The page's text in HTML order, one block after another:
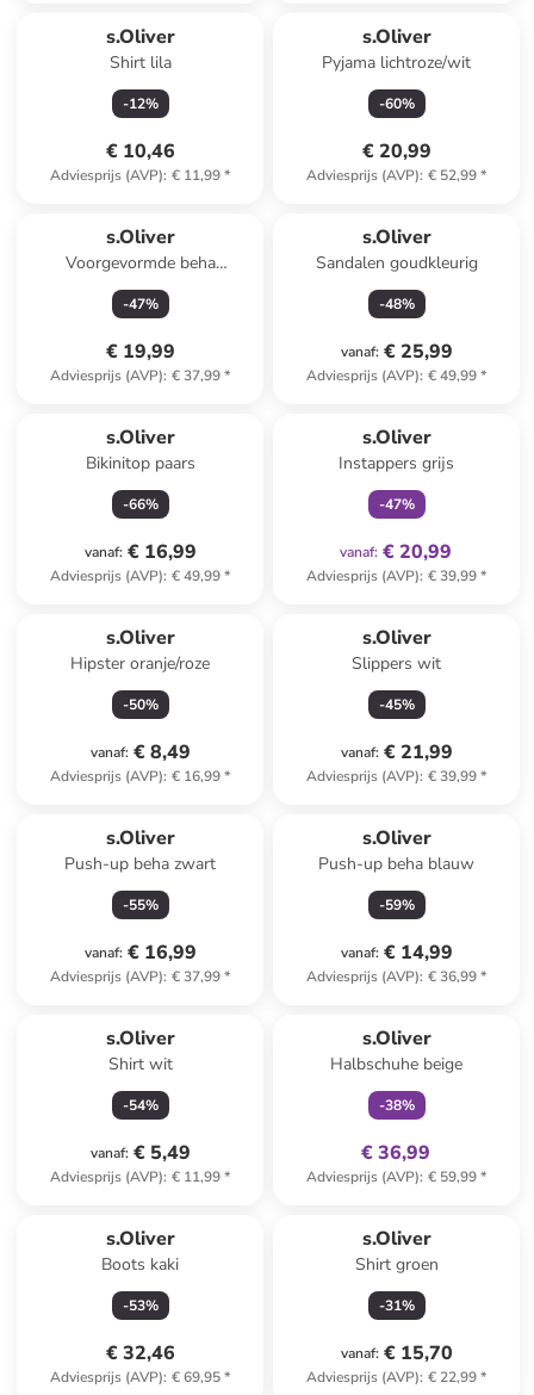
s.Oliver
Shirt lila
-12%
€ 10,46
Adviesprijs (AVP): € 11,99*
s.Oliver
Pyjama lichtroze/wit
-60%
€ 20,99
Adviesprijs (AVP): € 52,99*
s.Oliver
Voorgevormde beha
lichtblauw
-47%
€ 19,99
Adviesprijs (AVP): € 37,99*
s.Oliver
Sandalen goudkleurig
-48%
vanaf: € 25,99
Adviesprijs (AVP): € 49,99*
s.Oliver
Bikinitop paars
-66%
vanaf: € 16,99
Adviesprijs (AVP): € 49,99*
s.Oliver
Instappers grijs
-47%
vanaf: € 20,99
Adviesprijs (AVP): € 39,99*
s.Oliver
Hipster oranje/roze
-50%
vanaf: € 8,49
Adviesprijs (AVP): € 16,99*
s.Oliver
Slippers wit
-45%
vanaf: € 21,99
Adviesprijs (AVP): € 39,99*
s.Oliver
Push-up beha zwart
-55%
vanaf: € 16,99
Adviesprijs (AVP): € 37,99*
s.Oliver
Push-up beha blauw
-59%
vanaf: € 14,99
Adviesprijs (AVP): € 36,99*
s.Oliver
Shirt wit
-54%
vanaf: € 5,49
Adviesprijs (AVP): € 11,99*
s.Oliver
Halbschuhe beige
-38%
€ 36,99
Adviesprijs (AVP): € 59,99*
s.Oliver
Boots kaki
-53%
€ 32,46
Adviesprijs (AVP): € 69,95*
s.Oliver
Shirt groen
-31%
vanaf: € 15,70
Adviesprijs (AVP): € 22,99*